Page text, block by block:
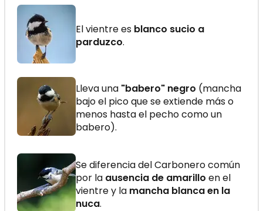
El vientre es blanco sucio a
parduzco.
Lleva una "babero" negro (mancha
bajo el pico que se extiende más o
menos hasta el pecho como un
babero).
Se diferencia del Carbonero común
por la ausencia de amarillo en el
vientre y la mancha blanca en la
nuca.